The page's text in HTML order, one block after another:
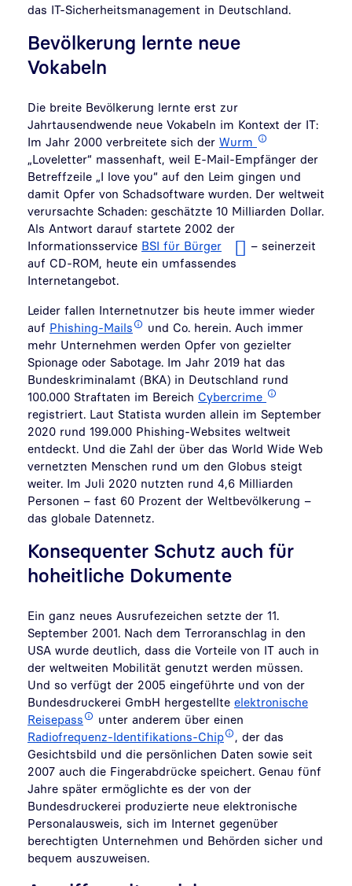
das IT-Sicherheitsmanagement in Deutschland.
Bevölkerung lernte neue
Vokabeln
Die breite Bevölkerung lernte erst zur
Jahrtausendwende neue Vokabeln im Kontext der IT:
Im Jahr 2000 verbreitete sich der Wurm
„Loveletter“ massenhaft, weil E-Mail-Empfänger der
Betreffzeile „I love you“ auf den Leim gingen und
damit Opfer von Schadsoftware wurden. Der weltweit
verursachte Schaden: geschätzte 10 Milliarden Dollar.
Als Antwort darauf startete 2002 der
Informationsservice BSI für Bürger
– seinerzeit
auf CD-ROM, heute ein umfassendes
Internetangebot.
Leider fallen Internetnutzer bis heute immer wieder
auf Phishing-Mails
und Co. herein. Auch immer
mehr Unternehmen werden Opfer von gezielter
Spionage oder Sabotage. Im Jahr 2019 hat das
Bundeskriminalamt (BKA) in Deutschland rund
100.000 Straftaten im Bereich Cybercrime
registriert. Laut Statista wurden allein im September
2020 rund 199.000 Phishing-Websites weltweit
entdeckt. Und die Zahl der über das World Wide Web
vernetzten Menschen rund um den Globus steigt
weiter. Im Juli 2020 nutzten rund 4,6 Milliarden
Personen – fast 60 Prozent der Weltbevölkerung –
das globale Datennetz.
Konsequenter Schutz auch für
hoheitliche Dokumente
Ein ganz neues Ausrufezeichen setzte der 11.
September 2001. Nach dem Terroranschlag in den
USA wurde deutlich, dass die Vorteile von IT auch in
der weltweiten Mobilität genutzt werden müssen.
Und so verfügt der 2005 eingeführte und von der
Bundesdruckerei GmbH hergestellte elektronische
Reisepass
unter anderem über einen
Radiofrequenz-Identifikations-Chip
, der das
Gesichtsbild und die persönlichen Daten sowie seit
2007 auch die Fingerabdrücke speichert. Genau fünf
Jahre später ermöglichte es der von der
Bundesdruckerei produzierte neue elektronische
Personalausweis, sich im Internet gegenüber
berechtigten Unternehmen und Behörden sicher und
bequem auszuweisen.